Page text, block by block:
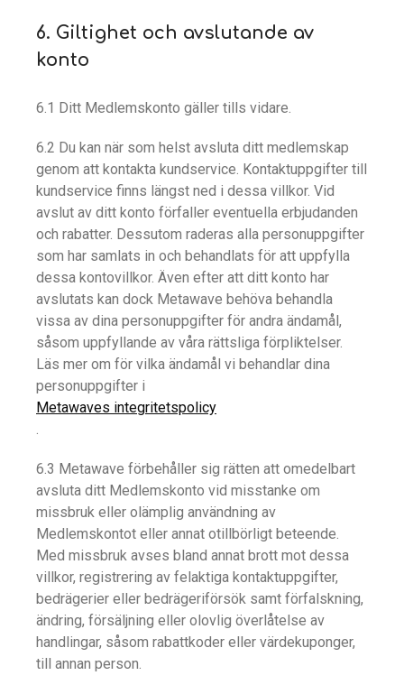
6. Giltighet och avslutande av
konto
6.1 Ditt Medlemskonto gäller tills vidare.
6.2 Du kan när som helst avsluta ditt medlemskap
genom att kontakta kundservice. Kontaktuppgifter till
kundservice finns längst ned i dessa villkor. Vid
avslut av ditt konto förfaller eventuella erbjudanden
och rabatter. Dessutom raderas alla personuppgifter
som har samlats in och behandlats för att uppfylla
dessa kontovillkor. Även efter att ditt konto har
avslutats kan dock Metawave behöva behandla
vissa av dina personuppgifter för andra ändamål,
såsom uppfyllande av våra rättsliga förpliktelser.
Läs mer om för vilka ändamål vi behandlar dina
personuppgifter i
Metawaves integritetspolicy
.
6.3 Metawave förbehåller sig rätten att omedelbart
avsluta ditt Medlemskonto vid misstanke om
missbruk eller olämplig användning av
Medlemskontot eller annat otillbörligt beteende.
Med missbruk avses bland annat brott mot dessa
villkor, registrering av felaktiga kontaktuppgifter,
bedrägerier eller bedrägeriförsök samt förfalskning,
ändring, försäljning eller olovlig överlåtelse av
handlingar, såsom rabattkoder eller värdekuponger,
till annan person.